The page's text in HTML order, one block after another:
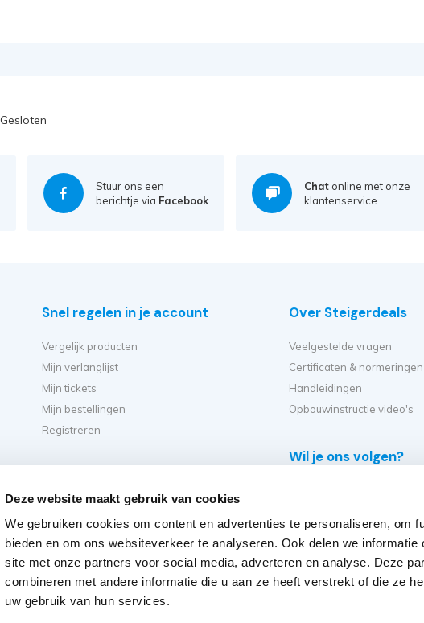
Deze website maakt gebruik van cookies
We gebruiken cookies om content en advertenties te personaliseren, om
bieden en om ons websiteverkeer te analyseren. Ook delen we informatie
site met onze partners voor social media, adverteren en analyse. Deze
combineren met andere informatie die u aan ze heeft verstrekt of die ze
uw gebruik van hun services.
Gesloten
Stuur ons een
berichtje via Facebook
Chat online met onze
klantenservice
Snel regelen in je account
Vergelijk producten
Mijn verlanglijst
Mijn tickets
Mijn bestellingen
Registreren
Welke kamersteiger moet ik kopen?
Veelgestelde vragen - steigers
Over Steigerdeals
Veelgestelde vragen
Certificaten & normeringen
Handleidingen
Opbouwinstructie video's
Wil je ons volgen?